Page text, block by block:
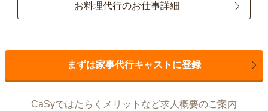
お料理代行のお仕事詳細
まずは家事代行キャストに登録
CaSyではたらくメリットなど求人概要のご案内